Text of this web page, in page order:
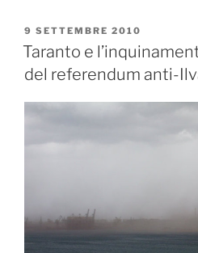
PUBBLICATO
IL
9 SETTEMBRE 2010
Taranto e
del referendum anti-